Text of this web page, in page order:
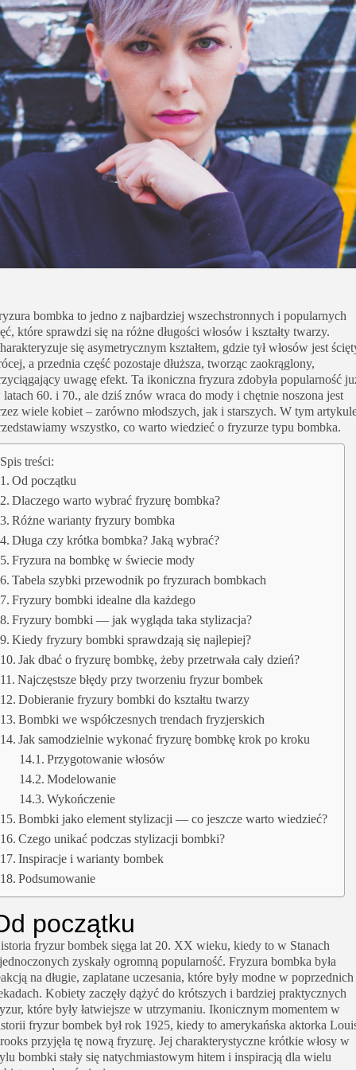
Uroda
Zakupy i opinie
Zdrowie
bombka to jedno z najbardziej wszechstronnych i popularnych
które sprawdzi się na różne długości włosów i kształty twarzy.
się asymetrycznym kształtem, gdzie tył włosów jest
a przednia część pozostaje dłuższa, tworząc zaokrąglony,
uwagę efekt. Ta ikoniczna fryzura zdobyła popularność
latach 60. i 70., ale dziś znów wraca do mody i chętnie noszona jest
wiele kobiet – zarówno młodszych, jak i starszych. W tym
wszystko, co warto wiedzieć o fryzurze typu bombka.
Spis treści:
Od początku
Dlaczego warto wybrać fryzurę bombka?
Różne warianty fryzury bombka
Długa czy krótka bombka? Jaką wybrać?
Fryzura na bombkę w świecie mody
Tabela szybki przewodnik po fryzurach bombkach
Fryzury bombki idealne dla każdego
Fryzury bombki — jak wygląda taka stylizacja?
Kiedy fryzury bombki sprawdzają się najlepiej?
Jak dbać o fryzurę bombkę, żeby przetrwała cały dzień?
Najczęstsze błędy przy tworzeniu fryzur bombek
Dobieranie fryzury bombki do kształtu twarzy
Bombki we współczesnych trendach fryzjerskich
Jak samodzielnie wykonać fryzurę bombkę krok po kroku
Przygotowanie włosów
Modelowanie
Wykończenie
Bombki jako element stylizacji — co jeszcze warto wiedzieć?
Czego unikać podczas stylizacji bombki?
Inspiracje i warianty bombek
Podsumowanie
początku
fryzur bombek sięga lat 20. XX wieku, kiedy to w Stanach
zyskały ogromną popularność. Fryzura bombka była
na długie, zaplatane uczesania, które były modne w poprzednich
Kobiety zaczęły dążyć do krótszych i bardziej praktycznych
które były łatwiejsze w utrzymaniu. Ikonicznym momentem w
fryzur bombek był rok 1925, kiedy to amerykańska aktorka
przyjęła tę nową fryzurę. Jej charakterystyczne krótkie włosy w
bombki stały się natychmiastowym hitem i inspiracją dla wielu